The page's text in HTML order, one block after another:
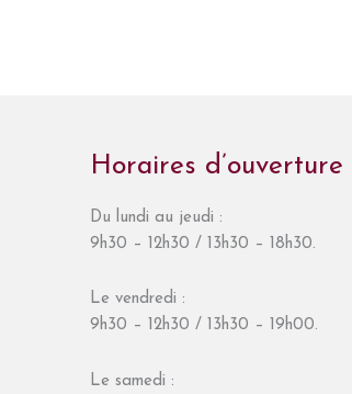
Horaires d’ouverture
Du lundi au jeudi :
9h30 – 12h30 / 13h30 – 18h30.
Le vendredi :
9h30 – 12h30 / 13h30 – 19h00.
Le samedi :